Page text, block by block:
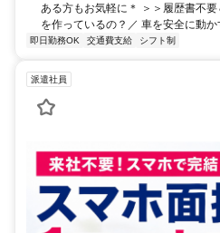
ある方もお気軽に＊ ＞＞履歴書不
を作っているの？／ 車を安全に動
即日勤務OK 交通費支給 シフト制
派遣社員